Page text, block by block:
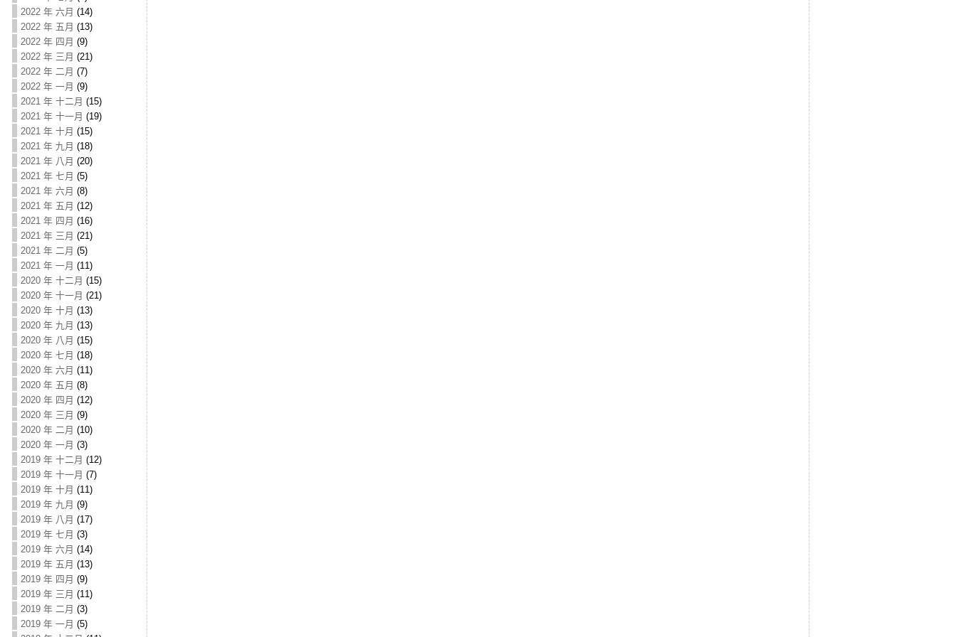
2022 年 六月 (14)
2022 年 五月 (13)
2022 年 四月 (9)
2022 年 三月 (21)
2022 年 二月 (7)
2022 年 一月 (9)
2021 年 十二月 (15)
2021 年 十一月 (19)
2021 年 十月 (15)
2021 年 九月 (18)
2021 年 八月 (20)
2021 年 七月 (5)
2021 年 六月 (8)
2021 年 五月 (12)
2021 年 四月 (16)
2021 年 三月 (21)
2021 年 二月 (5)
2021 年 一月 (11)
2020 年 十二月 (15)
2020 年 十一月 (21)
2020 年 十月 (13)
2020 年 九月 (13)
2020 年 八月 (15)
2020 年 七月 (18)
2020 年 六月 (11)
2020 年 五月 (8)
2020 年 四月 (12)
2020 年 三月 (9)
2020 年 二月 (10)
2020 年 一月 (3)
2019 年 十二月 (12)
2019 年 十一月 (7)
2019 年 十月 (11)
2019 年 九月 (9)
2019 年 八月 (17)
2019 年 七月 (3)
2019 年 六月 (14)
2019 年 五月 (13)
2019 年 四月 (9)
2019 年 三月 (11)
2019 年 二月 (3)
2019 年 一月 (5)